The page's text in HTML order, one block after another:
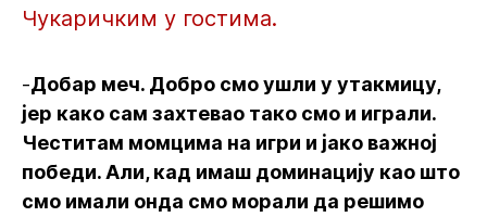
Чукаричким у гостима.
-Добар меч. Добро смо ушли у утакмицу,
јер како сам захтевао тако смо и играли.
Честитам момцима на игри и јако важној
победи. Али, кад имаш доминацију као што
смо имали онда смо морали да решимо